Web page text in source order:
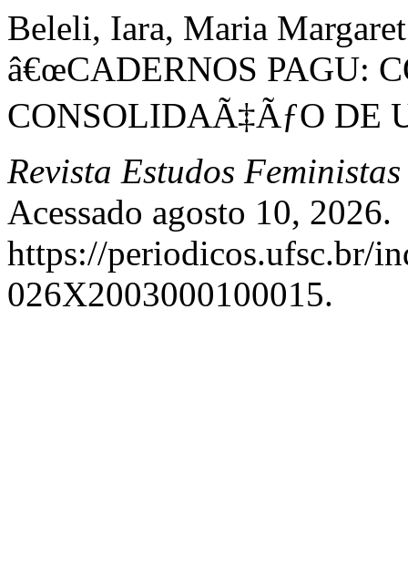
Beleli, Iara, Maria
â€œCADERNOS PAGU:
CONSOLIDAÃ‡ÃƒO DE
Revista Estudos Feministas
Acessado agosto 10, 2026.
https://periodicos.ufsc.br/
026X2003000100015.